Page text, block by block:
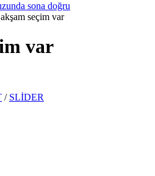
sona doğru
seçim var
var
/ SLİDER